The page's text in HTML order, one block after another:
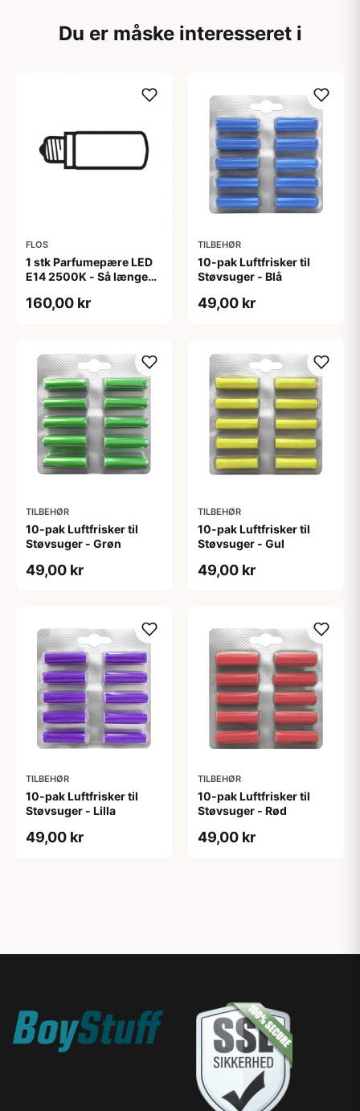
Du er måske interesseret i
FLOS
1 stk Parfumepære LED
E14 2500K - Så længe
160,00 kr
TILBEHØR
10-pak Luftfrisker til
Støvsuger - Blå
49,00 kr
TILBEHØR
10-pak Luftfrisker til
Støvsuger - Grøn
49,00 kr
TILBEHØR
10-pak Luftfrisker til
Støvsuger - Gul
49,00 kr
TILBEHØR
10-pak Luftfrisker til
Støvsuger - Lilla
49,00 kr
TILBEHØR
10-pak Luftfrisker til
Støvsuger - Rød
49,00 kr